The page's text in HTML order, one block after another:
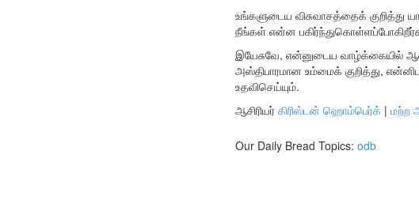
உங்களுடைய விசுவாசத்தைக் குறித்து
நீங்கள் என்ன
இயேசுவே, என்னுடைய வாழ்க்கையில்
அஸ்திபாரமான உம்மைக் குறித்து,
உதவிசெய்யும்.
ஆசிரியர் கிரிஸ்டன் ஹொம்பெர்க் | மற்ற
Our Daily Bread Topics: odb